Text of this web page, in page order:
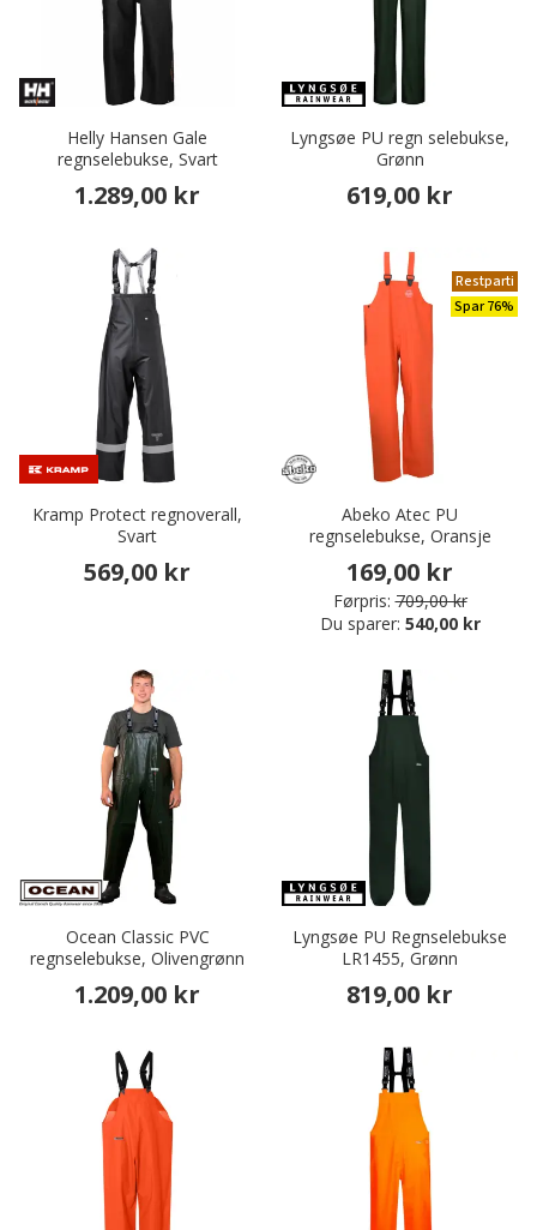
Helly Hansen Gale
regnselebukse, Svart
1.289,00 kr
Lyngsøe PU regn selebukse,
Grønn
619,00 kr
Kramp Protect regnoverall,
Svart
569,00 kr
Restparti
Spar 76%
Abeko Atec PU
regnselebukse, Oransje
169,00 kr
Førpris: 709,00 kr
Du sparer: 540,00 kr
Ocean Classic PVC
regnselebukse, Olivengrønn
1.209,00 kr
Lyngsøe PU Regnselebukse
LR1455, Grønn
819,00 kr